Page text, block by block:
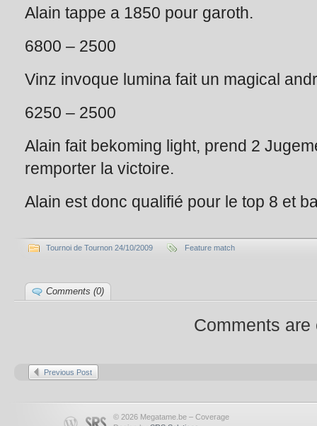
Alain tappe a 1850 pour garoth.
6800 – 2500
Vinz invoque lumina fait un magical
6250 – 2500
Alain fait bekoming light, prend 2
remporter la victoire.
Alain est donc qualifié pour le top 8 et
Tournoi de Tournon 24/10/2009 Feature match
Comments (0)
Comments are
Previous Post
© 2026 Megatame.be – Coverage